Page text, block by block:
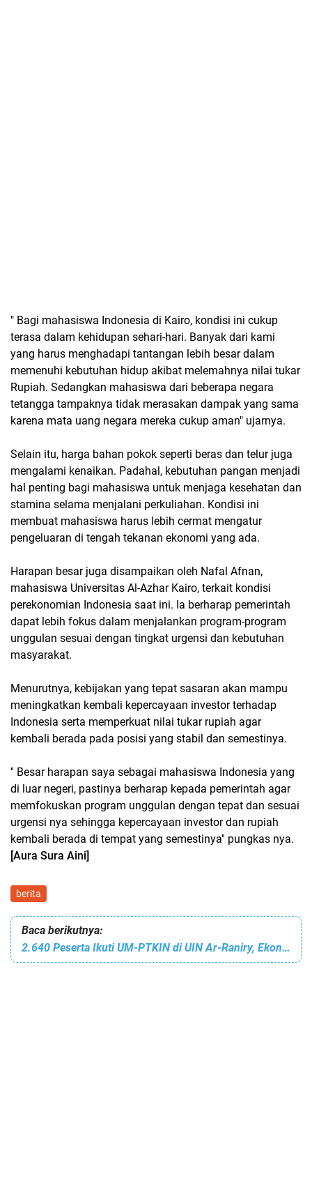
" Bagi mahasiswa Indonesia di Kairo, kondisi ini cukup
terasa dalam kehidupan sehari-hari. Banyak dari kami
yang harus menghadapi tantangan lebih besar dalam
memenuhi kebutuhan hidup akibat melemahnya nilai tukar
Rupiah. Sedangkan mahasiswa dari beberapa negara
tetangga tampaknya tidak merasakan dampak yang sama
karena mata uang negara mereka cukup aman" ujarnya.
Selain itu, harga bahan pokok seperti beras dan telur juga
mengalami kenaikan. Padahal, kebutuhan pangan menjadi
hal penting bagi mahasiswa untuk menjaga kesehatan dan
stamina selama menjalani perkuliahan. Kondisi ini
membuat mahasiswa harus lebih cermat mengatur
pengeluaran di tengah tekanan ekonomi yang ada.
Harapan besar juga disampaikan oleh Nafal Afnan,
mahasiswa Universitas Al-Azhar Kairo, terkait kondisi
perekonomian Indonesia saat ini. Ia berharap pemerintah
dapat lebih fokus dalam menjalankan program-program
unggulan sesuai dengan tingkat urgensi dan kebutuhan
masyarakat.
Menurutnya, kebijakan yang tepat sasaran akan mampu
meningkatkan kembali kepercayaan investor terhadap
Indonesia serta memperkuat nilai tukar rupiah agar
kembali berada pada posisi yang stabil dan semestinya.
'' Besar harapan saya sebagai mahasiswa Indonesia yang
di luar negeri, pastinya berharap kepada pemerintah agar
memfokuskan program unggulan dengan tepat dan sesuai
urgensi nya sehingga kepercayaan investor dan rupiah
kembali berada di tempat yang semestinya'' pungkas nya.
[Aura Sura Aini]
berita
Baca berikutnya:
2.640 Peserta Ikuti UM-PTKIN di UIN Ar-Raniry, Ekonomi Syariah Jadi Prodi Terfavorit